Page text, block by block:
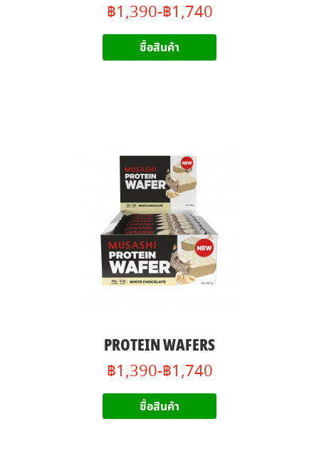
฿1,390-฿1,740
ซื้อสินค้า
PROTEIN WAFERS
฿1,390-฿1,740
ซื้อสินค้า